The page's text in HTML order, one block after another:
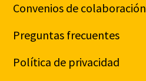
Convenios de colaboración
Preguntas frecuentes
Política de privacidad